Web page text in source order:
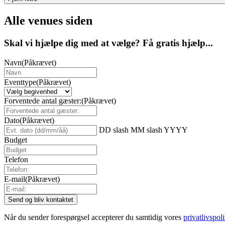
Alle venues siden
Skal vi hjælpe dig med at vælge? Få gratis hjælp...
Navn(Påkrævet)
Eventtype(Påkrævet)
Forventede antal gæster:(Påkrævet)
Dato(Påkrævet)
DD slash MM slash YYYY
Budget
Telefon
E-mail(Påkrævet)
Når du sender forespørgsel accepterer du samtidig vores